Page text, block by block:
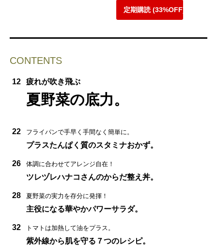
定期購読 (33%OFF)
CONTENTS
12 疲れが吹き飛ぶ
夏野菜の底力。
22 フライパンで手早く手間なく簡単に。
プラスたんぱく質のスタミナおかず。
26 体調に合わせてアレンジ自在！
ツレヅレハナコさんのからだ整え丼。
28 夏野菜の実力を存分に発揮！
主役になる華やかパワーサラダ。
32 トマトは加熱して油をプラス。
紫外線から肌を守る７つのレシピ。